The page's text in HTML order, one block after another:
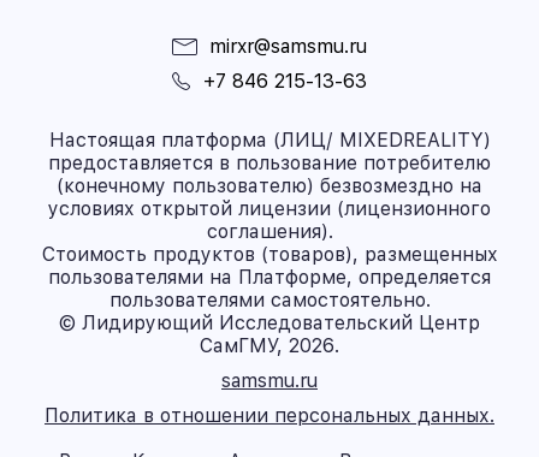
mirxr@samsmu.ru
+7 846 215-13-63
Настоящая платформа (ЛИЦ/ MIXEDREALITY)
предоставляется в пользование потребителю
(конечному пользователю) безвозмездно на
условиях открытой лицензии (лицензионного
соглашения).
Стоимость продуктов (товаров), размещенных
пользователями на Платформе, определяется
пользователями самостоятельно.
© Лидирующий Исследовательский Центр
СамГМУ, 2026.
samsmu.ru
Политика в отношении персональных данных.